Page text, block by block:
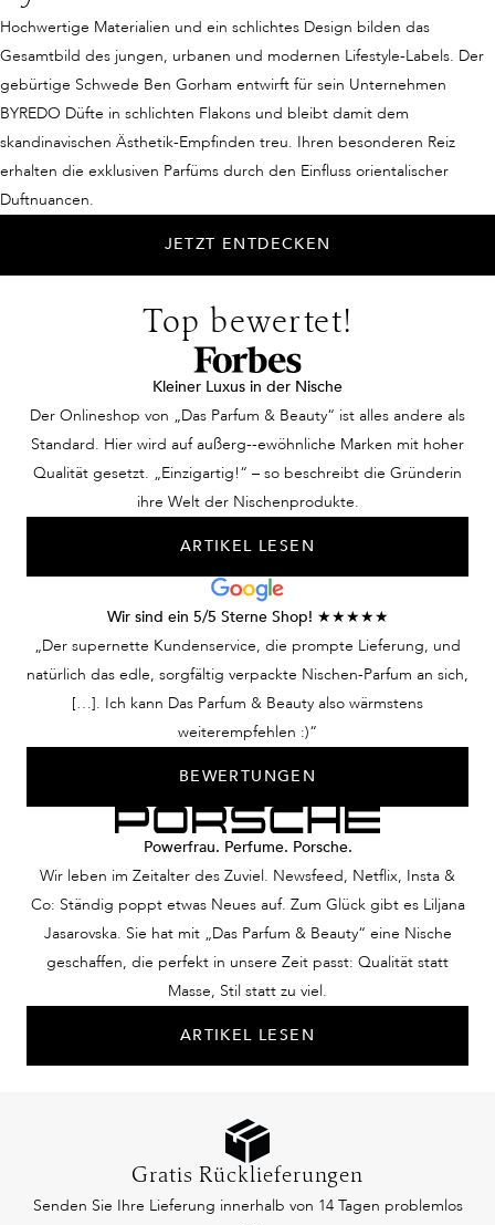
Hochwertige Materialien und ein schlichtes Design bilden das
Gesamtbild des jungen, urbanen und modernen Lifestyle-Labels. Der
gebürtige Schwede Ben Gorham entwirft für sein Unternehmen
BYREDO Düfte in schlichten Flakons und bleibt damit dem
skandinavischen Ästhetik-Empfinden treu. Ihren besonderen Reiz
erhalten die exklusiven Parfüms durch den Einfluss orientalischer
Duftnuancen.
JETZT ENTDECKEN
Top bewertet!
Kleiner Luxus in der Nische
Der Onlineshop von „Das Parfum & Beauty“ ist alles andere als
Standard. Hier wird auf außerg--ewöhnliche Marken mit hoher
Qualität gesetzt. „Einzigartig!“ – so beschreibt die Gründerin
ihre Welt der Nischenprodukte.
ARTIKEL LESEN
Wir sind ein 5/5 Sterne Shop! ★★★★★
„Der supernette Kundenservice, die prompte Lieferung, und
natürlich das edle, sorgfältig verpackte Nischen-Parfum an sich,
[…]. Ich kann Das Parfum & Beauty also wärmstens
weiterempfehlen :)“
BEWERTUNGEN
Powerfrau. Perfume. Porsche.
Wir leben im Zeitalter des Zuviel. Newsfeed, Netflix, Insta &
Co: Ständig poppt etwas Neues auf. Zum Glück gibt es Liljana
Jasarovska. Sie hat mit „Das Parfum & Beauty“ eine Nische
geschaffen, die perfekt in unsere Zeit passt: Qualität statt
Masse, Stil statt zu viel.
ARTIKEL LESEN
Gratis Rücklieferungen
Senden Sie Ihre Lieferung innerhalb von 14 Tagen problemlos